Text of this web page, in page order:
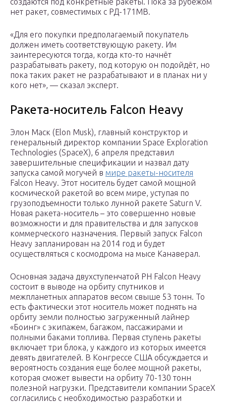
нет ракет, совместимых с РД-171МВ.
«Для его покупки предполагаемый покупатель
должен иметь соответствующую ракету. Им
заинтересуются тогда, когда кто-то начнёт
разрабатывать ракету, под которую он подойдёт, но
пока таких ракет не разрабатывают и в планах ни у
кого нет», — сказал эксперт.
Ракета-носитель Falcon Heavy
Элон Маск (Elon Musk), главный конструктор и
генеральный директор компании Space Exploration
Technologies (SpaceX), 6 апреля представил
завершительные спецификации и назвал дату
запуска самой могучей в мире ракеты-носителя
Falcon Heavy. Этот носитель будет самой мощной
космической ракетой во всем мире, уступая по
грузоподъемности только лунной ракете Saturn V.
Новая ракета-носитель – это совершенно новые
возможности и для правительства и для запусков
коммерческого назначения. Первый запуск Falcon
Heavy запланирован на 2014 год и будет
осуществляться с космодрома на мысе Канаверал.
Основная задача двухступенчатой РН Falcon Heavy
состоит в выводе на орбиту спутников и
межпланетных аппаратов весом свыше 53 тонн. То
есть фактически этот носитель может поднять на
орбиту земли полностью загруженный лайнер
«Боинг» с экипажем, багажом, пассажирами и
полными баками топлива. Первая ступень ракеты
включает три блока, у каждого из которых имеется
девять двигателей. В Конгрессе США обсуждается и
вероятность создания еще более мощной ракеты,
которая сможет вывести на орбиту 70-130 тонн
полезной нагрузки. Представители компании SpaceX
согласились с необходимостью разработки и